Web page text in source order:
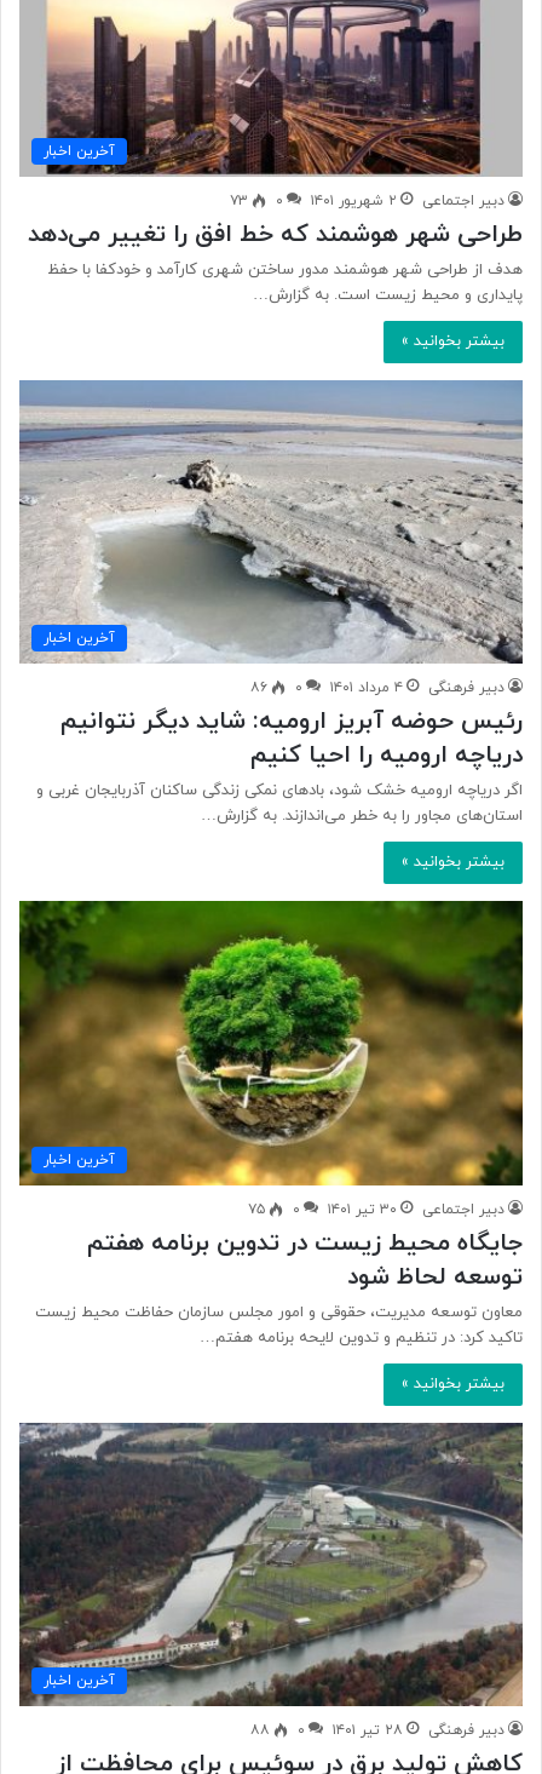
آخرین اخبار
دبیر اجتماعی ۲ شهریور ۱۴۰۱ ۰ ۷۳
طراحی شهر هوشمند که خط افق را تغییر می‌دهد
هدف از طراحی شهر هوشمند مدور ساختن شهری کارآمد و خودکفا با حفظ
پایداری و محیط زیست است. به گزارش…
بیشتر بخوانید »
آخرین اخبار
دبیر فرهنگی ۴ مرداد ۱۴۰۱ ۰ ۸۶
رئیس حوضه آبریز ارومیه: شاید دیگر نتوانیم
دریاچه ارومیه را احیا کنیم
اگر دریاچه ارومیه خشک شود، بادهای نمکی زندگی ساکنان آذربایجان غربی و
استان‌های مجاور را به خطر می‌اندازند. به گزارش…
بیشتر بخوانید »
آخرین اخبار
دبیر اجتماعی ۳۰ تیر ۱۴۰۱ ۰ ۷۵
جایگاه محیط‌ زیست در تدوین برنامه هفتم
توسعه لحاظ شود
معاون توسعه مدیریت، حقوقی و امور مجلس سازمان حفاظت محیط زیست
تاکید کرد: در تنظیم و تدوین لایحه برنامه هفتم…
بیشتر بخوانید »
آخرین اخبار
دبیر فرهنگی ۲۸ تیر ۱۴۰۱ ۰ ۸۸
کاهش تولید برق در سوئیس برای محافظت از